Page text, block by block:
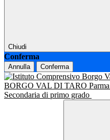
Chiudi
Conferma
Annulla Conferma
BORGO VAL DI TARO Parma
Secondaria di primo grado